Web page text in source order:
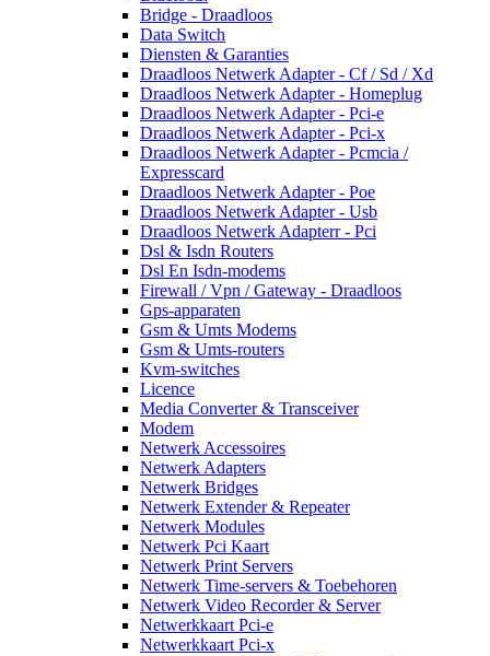
Bridge - Draadloos
Data Switch
Diensten & Garanties
Draadloos Netwerk Adapter - Cf / Sd / Xd
Draadloos Netwerk Adapter - Homeplug
Draadloos Netwerk Adapter - Pci-e
Draadloos Netwerk Adapter - Pci-x
Draadloos Netwerk Adapter - Pcmcia /
Expresscard
Draadloos Netwerk Adapter - Poe
Draadloos Netwerk Adapter - Usb
Draadloos Netwerk Adapterr - Pci
Dsl & Isdn Routers
Dsl En Isdn-modems
Firewall / Vpn / Gateway - Draadloos
Gps-apparaten
Gsm & Umts Modems
Gsm & Umts-routers
Kvm-switches
Licence
Media Converter & Transceiver
Modem
Netwerk Accessoires
Netwerk Adapters
Netwerk Bridges
Netwerk Extender & Repeater
Netwerk Modules
Netwerk Pci Kaart
Netwerk Print Servers
Netwerk Time-servers & Toebehoren
Netwerk Video Recorder & Server
Netwerkkaart Pci-e
Netwerkkaart Pci-x